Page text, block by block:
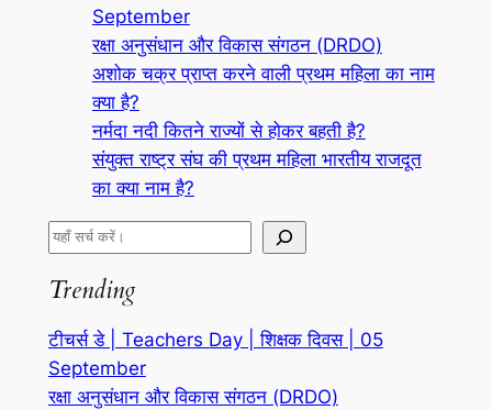
September
रक्षा अनुसंधान और विकास संगठन (DRDO)
अशोक चक्र प्राप्त करने वाली प्रथम महिला का नाम
क्या है?
नर्मदा नदी कितने राज्यों से होकर बहती है?
संयुक्त राष्ट्र संघ की प्रथम महिला भारतीय राजदूत
का क्या नाम है?
S
a
c
h
Trending
टीचर्स डे | Teachers Day | शिक्षक दिवस | 05
September
रक्षा अनुसंधान और विकास संगठन (DRDO)